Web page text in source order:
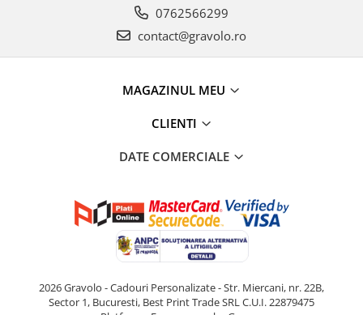
0762566299
contact@gravolo.ro
MAGAZINUL MEU
CLIENTI
DATE COMERCIALE
2026 Gravolo - Cadouri Personalizate - Str. Miercani, nr. 22B,
Sector 1, Bucuresti, Best Print Trade SRL C.U.I. 22879475